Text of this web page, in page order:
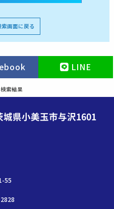
索画面に戻る
LINE
索結果
県小美玉市与沢1601
55